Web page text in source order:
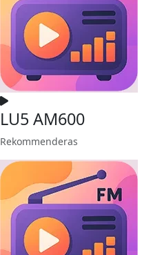
LU5 AM600
Rekommenderas